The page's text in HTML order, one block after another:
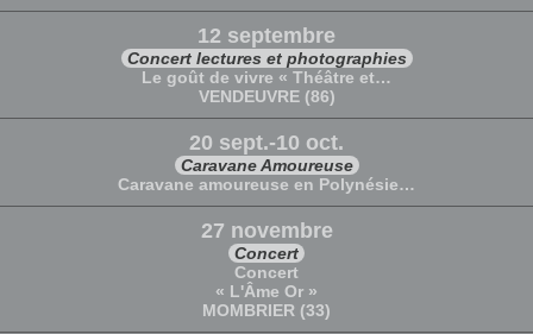
12 septembre
Concert lectures et photographies
Le goût de vivre « Théâtre et…
VENDEUVRE (86)
20 sept.-10 oct.
Caravane Amoureuse
Caravane amoureuse en Polynésie…
27 novembre
Concert
Concert
« L'Âme Or »
MOMBRIER (33)